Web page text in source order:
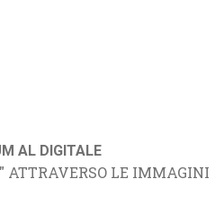
AL DIGITALE
LE IMMAGINI